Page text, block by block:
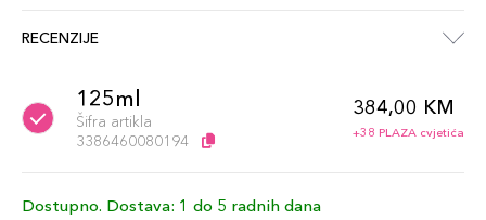
RECENZIJE
125ml
Šifra artikla
3386460080194
384,00 KM
+38 PLAZA cvjetića
Dostupno. Dostava: 1 do 5 radnih dana